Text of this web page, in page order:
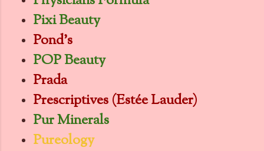
Pixi Beauty
Pond's
POP Beauty
Prada
Prescriptives (Estée Lauder)
Pur Minerals
Pureology